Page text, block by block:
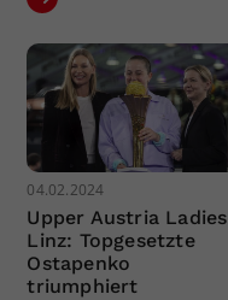
04.02.2024
Upper Austria Ladies
Linz: Topgesetzte
Ostapenko
triumphiert